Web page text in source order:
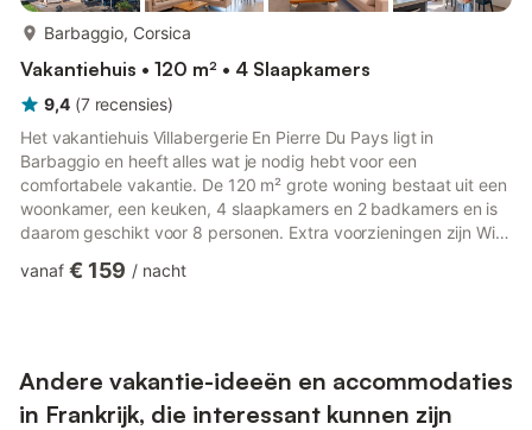
Barbaggio, Corsica
Vakantiehuis • 120 m² • 4 Slaapkamers
9,4 (7 recensies)
Het vakantiehuis Villabergerie En Pierre Du Pays ligt in
Barbaggio en heeft alles wat je nodig hebt voor een
comfortabele vakantie. De 120 m² grote woning bestaat uit een
woonkamer, een keuken, 4 slaapkamers en 2 badkamers en is
daarom geschikt voor 8 personen. Extra voorzieningen zijn Wi-
wasmachine en kinderboeken en speelgoed. Een babybedje en
gedeeld open...
vanaf € 159 / nacht
Andere vakantie-ideeën en accommodaties
in Frankrijk, die interessant kunnen zijn